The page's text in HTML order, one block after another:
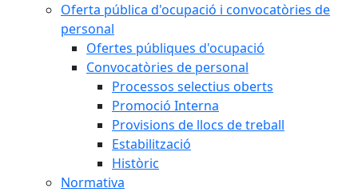
Oferta pública d'ocupació i convocatòries de
personal
Ofertes públiques d'ocupació
Convocatòries de personal
Processos selectius oberts
Promoció Interna
Provisions de llocs de treball
Estabilització
Històric
Normativa